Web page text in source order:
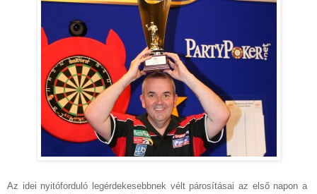
Az idei nyitóforduló legérdekesebbnek vélt párosításai az első napon a